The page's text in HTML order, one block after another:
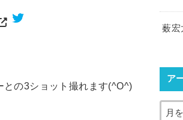
の3ショット撮れます(^O^)
薮宏
ア